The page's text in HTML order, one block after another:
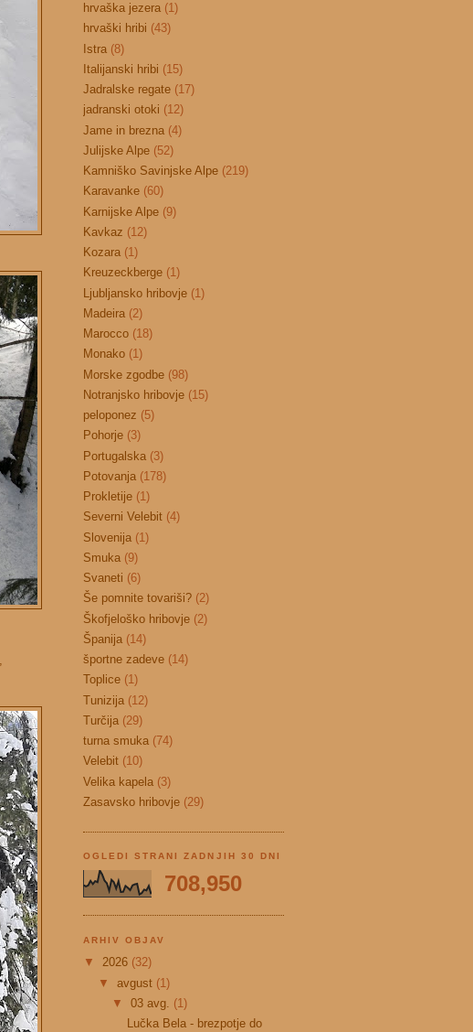
hrvaška jezera (1)
hrvaški hribi (43)
Istra (8)
Italijanski hribi (15)
Jadralske regate (17)
jadranski otoki (12)
Jame in brezna (4)
Julijske Alpe (52)
Kamniško Savinjske Alpe (219)
Karavanke (60)
Karnijske Alpe (9)
Kavkaz (12)
Kozara (1)
Kreuzeckberge (1)
Ljubljansko hribovje (1)
Madeira (2)
Marocco (18)
Monako (1)
Morske zgodbe (98)
Notranjsko hribovje (15)
peloponez (5)
Pohorje (3)
Portugalska (3)
Potovanja (178)
Prokletije (1)
Severni Velebit (4)
Slovenija (1)
Smuka (9)
Svaneti (6)
Še pomnite tovariši? (2)
Škofjeloško hribovje (2)
Španija (14)
športne zadeve (14)
Toplice (1)
Tunizija (12)
Turčija (29)
turna smuka (74)
Velebit (10)
Velika kapela (3)
Zasavsko hribovje (29)
OGLEDI STRANI ZADNJIH 30 DNI
708,950
ARHIV OBJAV
▼ 2026 (32)
▼ avgust (1)
▼03 avg. (1)
Lučka Bela - brezpotje do